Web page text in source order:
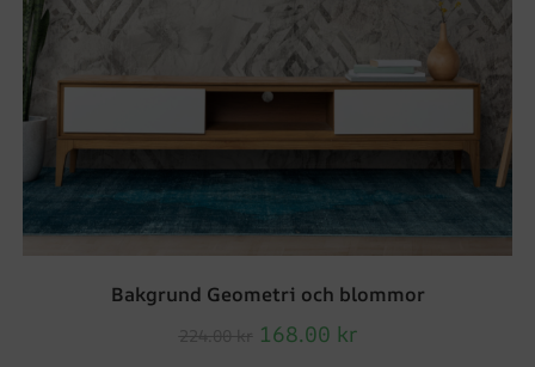
Bakgrund Geometri och blommor
168.00 kr